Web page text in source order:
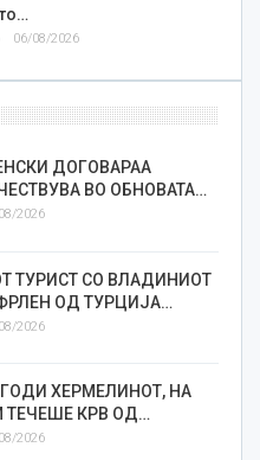
06/08/2026
ДОГОВАРАА
ВО ОБНОВАТА…
2026
ТУРИСТ СО ВЛАДИНИОТ
ОД ТУРЦИЈА…
2026
ХЕРМЕЛИНОТ, НА
ТЕЧЕШЕ КРВ ОД…
2026